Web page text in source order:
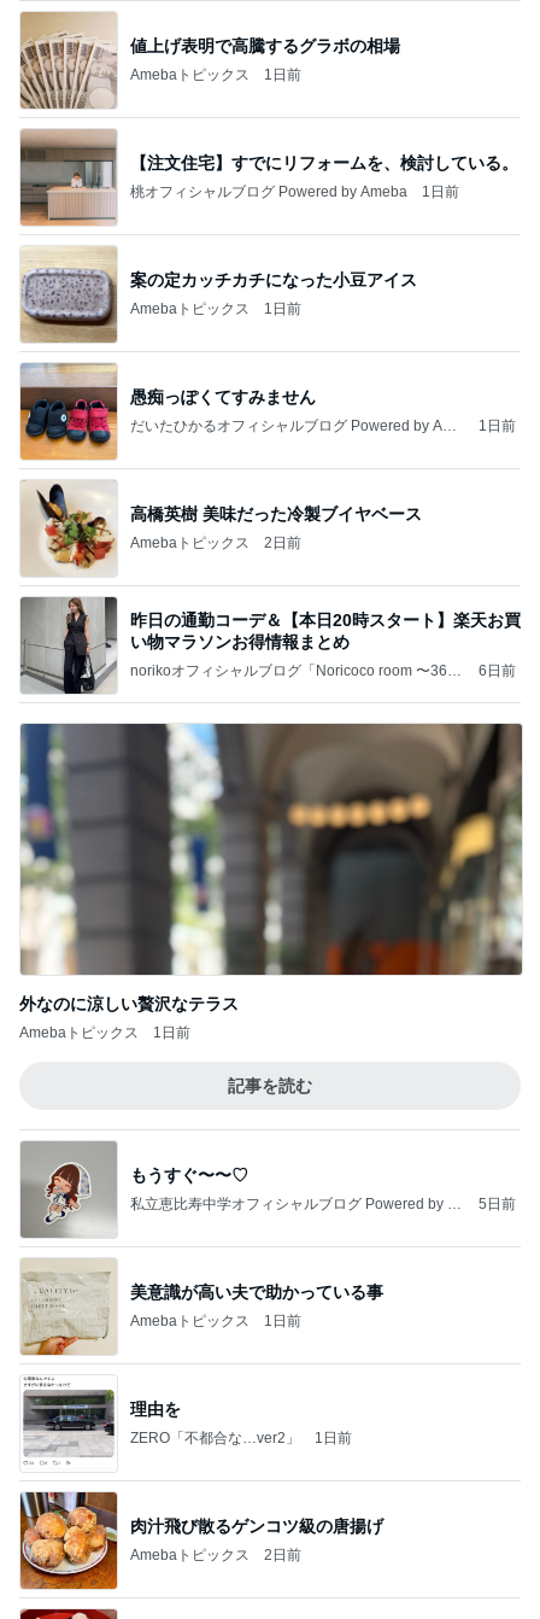
値上げ表明で高騰するグラボの相場
Amebaトピックス 1日前
【注文住宅】すでにリフォームを、検討している。
桃オフィシャルブログ Powered by Ameba 1日前
案の定カッチカチになった小豆アイス
Amebaトピックス 1日前
愚痴っぽくてすみません
だいたひかるオフィシャルブログ Powered by Ame
1日前
高橋英樹 美味だった冷製ブイヤベース
Amebaトピックス 2日前
昨日の通勤コーデ＆【本日20時スタート】楽天お買
い物マラソンお得情報まとめ
norikoオフィシャルブログ「Noricoco room 〜365
6日前
外なのに涼しい贅沢なテラス
Amebaトピックス 1日前
記事を読む
もうすぐ〜〜♡
私立恵比寿中学オフィシャルブログ Powered by A
5日前
美意識が高い夫で助かっている事
Amebaトピックス 1日前
理由を
ZERO「不都合な…ver2」 1日前
肉汁飛び散るゲンコツ級の唐揚げ
Amebaトピックス 2日前